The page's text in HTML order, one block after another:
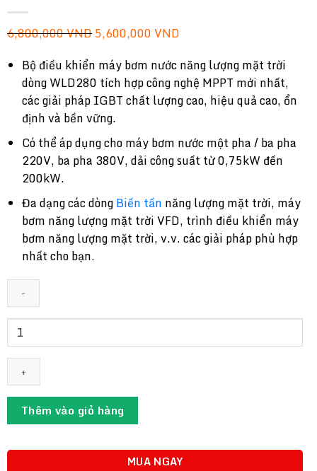
6,800,000VNDGiá
là:
6,800,000 VND.
5,600,000VND
tại
là:
5,600,000 VND.
Bộ điều khiển máy bơm nước năng lượng mặt trời
dòng WLD280 tích hợp công nghệ MPPT mới nhất,
các giải pháp IGBT chất lượng cao, hiệu quả cao, ổn
định và bền vững.
Có thể áp dụng cho máy bơm nước một pha / ba pha
220V, ba pha 380V, dải công suất từ ​​0,75kW đến
200kW.
Đa dạng các dòngBiến tần năng lượng mặt trời, máy
bơm năng lượng mặt trời VFD, trình điều khiển máy
bơm năng lượng mặt trời, v.v. các giải pháp phù hợp
nhất cho bạn.
Biến
tần
bơm
năng
lượng
mặt
trời
-
Thêm vào giỏ hàng
MUA NGAY